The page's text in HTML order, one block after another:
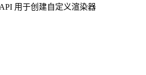
API 用于创建自定义渲染器